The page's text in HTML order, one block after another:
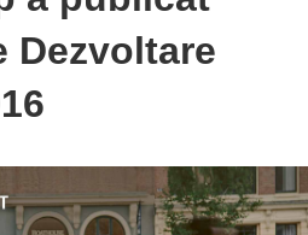
Dezvoltare